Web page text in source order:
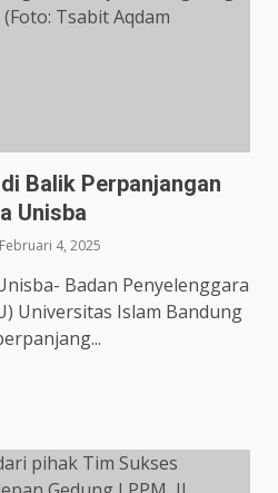
Balik Perpanjangan
Unisba
Februari 4, 2025
Badan Penyelenggara
Universitas Islam Bandung